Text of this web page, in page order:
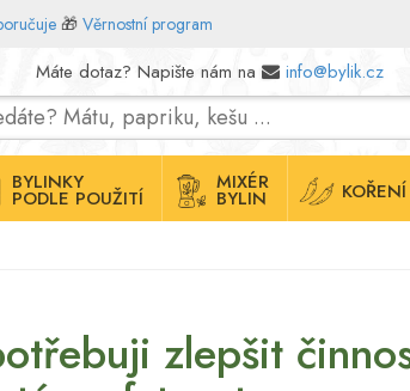
🎁 Věrnostní program
Máte dotaz? Napište nám na info@bylik.cz
BYLINKY
PODLE POUŽITÍ
MIXÉR
BYLIN KOŘENÍ
zlepšit